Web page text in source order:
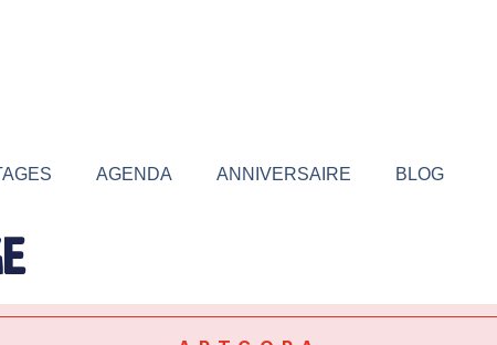
AGENDA ANNIVERSAIRE BLOG